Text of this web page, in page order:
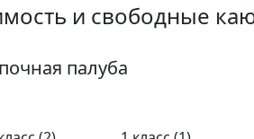
и свободные
палуба